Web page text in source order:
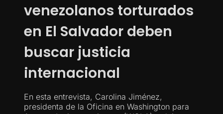
venezolanos torturados
en El Salvador deben
buscar justicia
internacional
En esta entrevista, Carolina Jiménez,
presidenta de la Oficina en Washington para